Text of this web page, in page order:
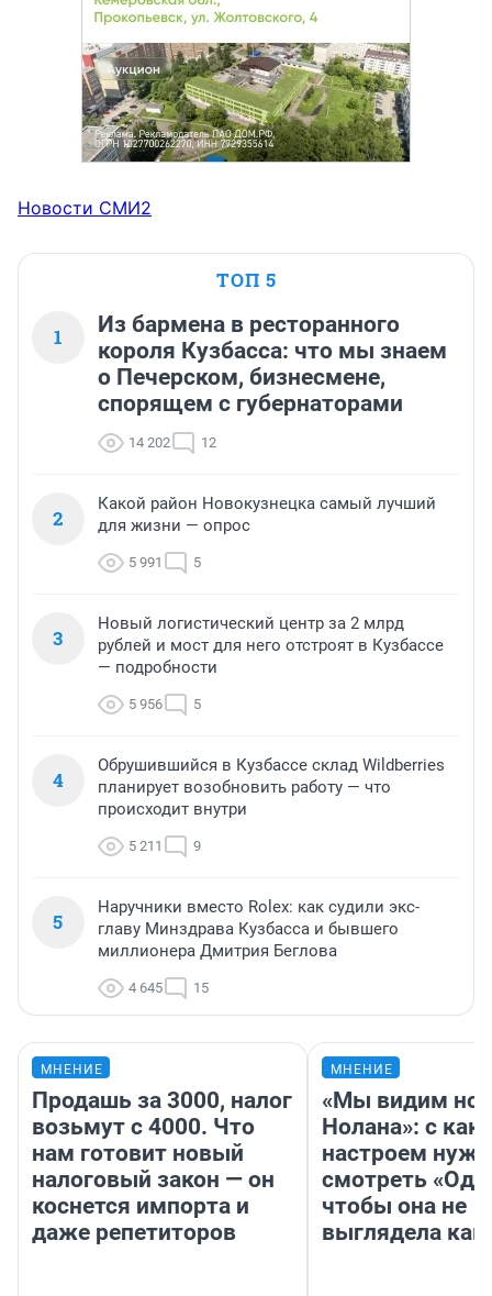
Новости СМИ2
ТОП 5
1
Из бармена в ресторанного
короля Кузбасса: что мы знаем
о Печерском, бизнесмене,
спорящем с губернаторами
14 202 12
2
Какой район Новокузнецка самый лучший
для жизни — опрос
5 991 5
3
Новый логистический центр за 2 млрд
рублей и мост для него отстроят в Кузбассе
— подробности
5 956 5
4
Обрушившийся в Кузбассе склад Wildberries
планирует возобновить работу — что
происходит внутри
5 211 9
5
Наручники вместо Rolex: как судили экс-
главу Минздрава Кузбасса и бывшего
миллионера Дмитрия Беглова
4 645 15
МНЕНИЕ
Продашь за 3000, налог
возьмут с 4000. Что
нам готовит новый
налоговый закон — он
коснется импорта и
даже репетиторов
МНЕНИЕ
«Мы видим
Нолана»: с
настроем
смотреть
чтобы она не
выглядела как